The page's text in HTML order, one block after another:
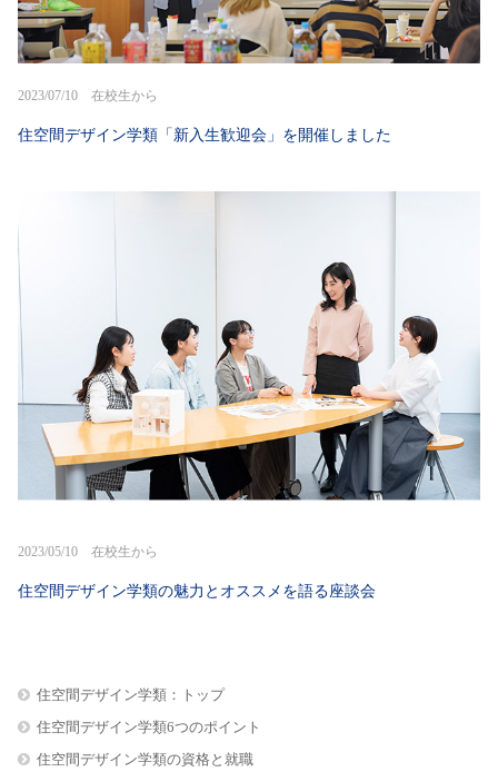
2023/07/10 在校生から
住空間デザイン学類「新入生歓迎会」を開催しました
2023/05/10 在校生から
住空間デザイン学類の魅力とオススメを語る座談会
住空間デザイン学類：トップ
住空間デザイン学類6つのポイント
住空間デザイン学類の資格と就職